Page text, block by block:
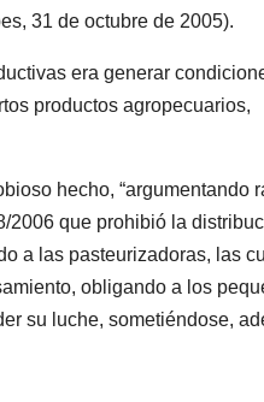
31 de octubre de 2005).
era generar
productos agropecuarios,
hecho, “argumentando
2006 que prohibió la
a las pasteurizadoras, las
obligando a los
su luche, sometiéndose,